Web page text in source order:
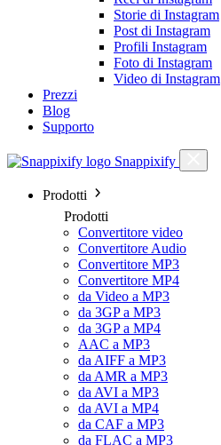
Storie di Instagram
Post di Instagram
Profili Instagram
Foto di Instagram
Video di Instagram
Prezzi
Blog
Supporto
Snappixify
Prodotti
Prodotti
Convertitore video
Convertitore Audio
Convertitore MP3
Convertitore MP4
da Video a MP3
da 3GP a MP3
da 3GP a MP4
AAC a MP3
da AIFF a MP3
da AMR a MP3
da AVI a MP3
da AVI a MP4
da CAF a MP3
da FLAC a MP3